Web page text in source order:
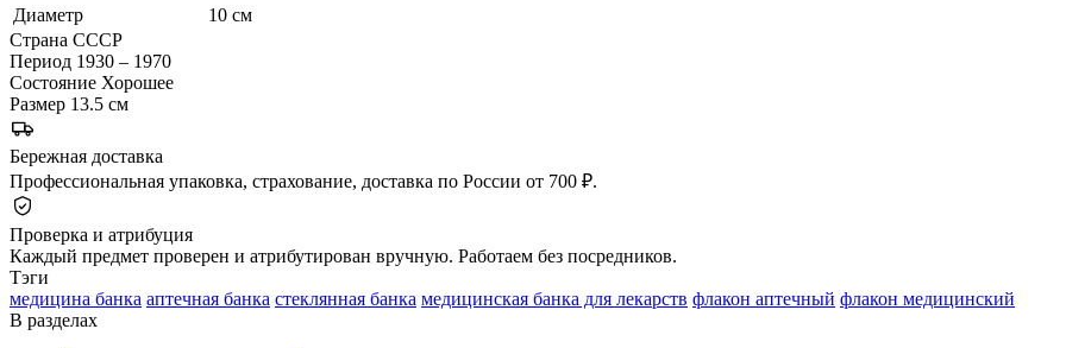
Диаметр
10 см
Страна СССР
Период 1930 – 1970
Состояние Хорошее
Размер 13.5 см
Бережная доставка
Профессиональная упаковка, страхование, доставка по России от 700 ₽.
Проверка и атрибуция
Каждый предмет проверен и атрибутирован вручную. Работаем без посредников.
Тэги
медицина банка аптечная банка стеклянная банка медицинская банка для лекарств флакон аптечный флакон медицинский
В разделах